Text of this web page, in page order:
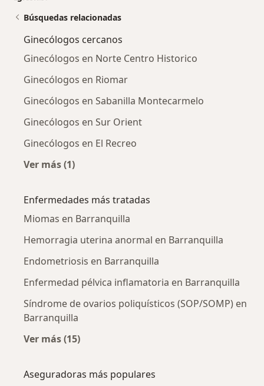
Búsquedas relacionadas
Ginecólogos cercanos
Ginecólogos en Norte Centro Historico
Ginecólogos en Riomar
Ginecólogos en Sabanilla Montecarmelo
Ginecólogos en Sur Orient
Ginecólogos en El Recreo
Ver más (1)
Enfermedades más tratadas
Miomas en Barranquilla
Hemorragia uterina anormal en Barranquilla
Endometriosis en Barranquilla
Enfermedad pélvica inflamatoria en Barranquilla
Síndrome de ovarios poliquísticos (SOP/SOMP) en
Barranquilla
Ver más (15)
Aseguradoras más populares